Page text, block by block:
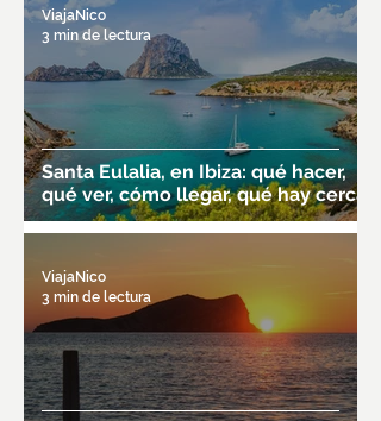
Santa Eulalia, en Ibiza: qué hacer,
qué ver, cómo llegar, qué hay cerca
ViajaNico
3 min de lectura
ViajaNico
3 min de lectura